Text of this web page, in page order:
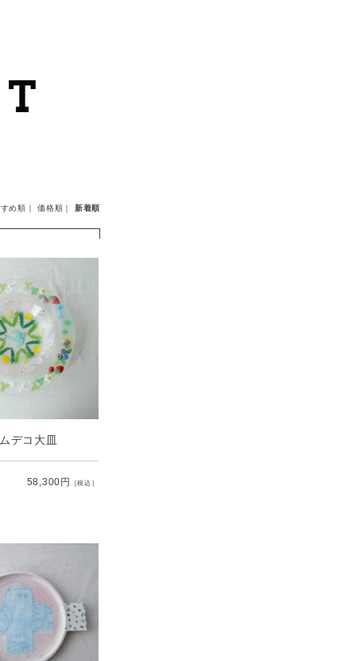
支払・配送について
会員登録
ショップからのお知らせ
め順 ｜価格順 ｜ 新着順
デコ大皿
58,300円 ［税込］